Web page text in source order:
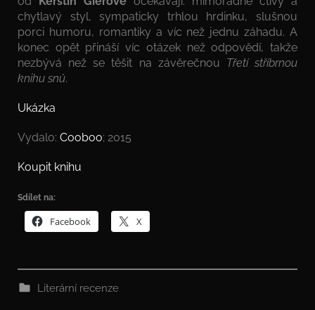
chytlavý styl, sympaticky trhlou hrdinku, slušnou
porci humoru, romantiky a víc než jednu záhadu. A
konec opět přináší víc otázek než odpovědí, takže
nezbývá než se těšit na závěrečnou Třetí stříbrnou
knihu snů.
Ukázka
Vydalo: Cooboo; 2015
Koupit knihu
Sdílet na:
Facebook X
Literární recenze